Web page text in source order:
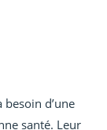
besoin d’une
santé. Leur